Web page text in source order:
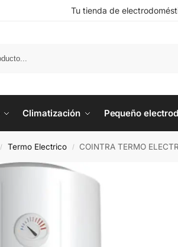
Tu tienda de
Climatización Pequeño
/ Termo Electrico / COINTRA TERMO